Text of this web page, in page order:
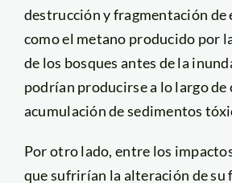
destrucción y fragmentación de
como el metano producido por
de los bosques antes de la
podrían producirse a lo largo
acumulación de sedimentos
Por otro lado, entre los
que sufrirían la alteración de su